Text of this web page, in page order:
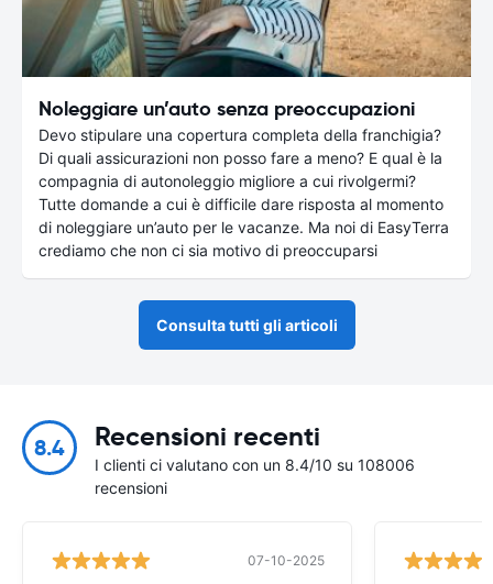
Noleggiare un’auto senza preoccupazioni
Devo stipulare una copertura completa della franchigia?
Di quali assicurazioni non posso fare a meno? E qual è la
compagnia di autonoleggio migliore a cui rivolgermi?
Tutte domande a cui è difficile dare risposta al momento
di noleggiare un’auto per le vacanze. Ma noi di EasyTerra
crediamo che non ci sia motivo di preoccuparsi
Consulta tutti gli articoli
8.4 Recensioni recenti
I clienti ci valutano con un 8.4/10 su 108006
recensioni
07-10-2025